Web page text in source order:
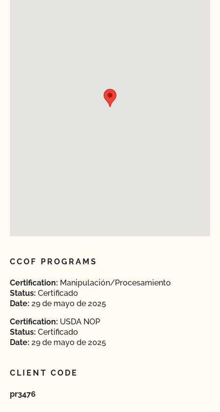
CCOF PROGRAMS
Certification: Manipulación/Procesamiento
Status: Certificado
Date: 29 de mayo de 2025
Certification: USDA NOP
Status: Certificado
Date: 29 de mayo de 2025
CLIENT CODE
pr3476